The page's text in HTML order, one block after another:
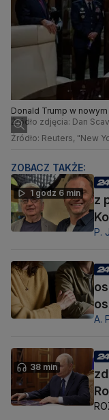
Donald Trump w
Źródło zdjęcia: Dan
Źródło: Reuters, "New
ZOBACZ TAKŻE:
1 godz 6 min
z
P.
A.
38 min